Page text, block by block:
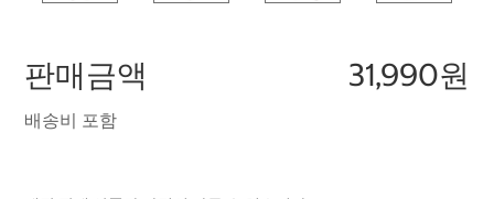
판매금액 31,990원
배송비 포함